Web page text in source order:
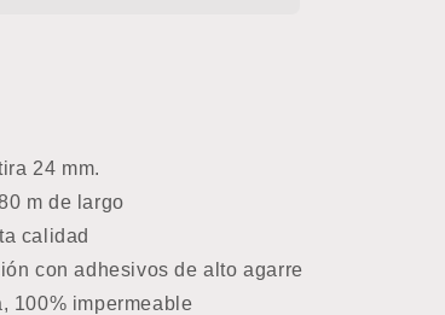
24 mm.
m de largo
calidad
con adhesivos de alto agarre
100% impermeable